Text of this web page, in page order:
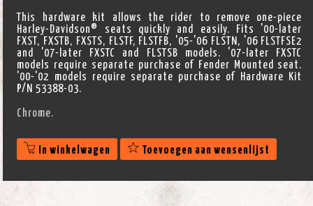
This hardware kit allows the rider to remove one-piece
Harley-Davidson® seats quickly and easily. Fits '00-later
FXST, FXSTB, FXSTS, FLSTF, FLSTFB, '05-'06 FLSTN, '06 FLSTFSE2
and '07-later FXSTC and FLSTSB models. '07-later FXSTC
models require separate purchase of Fender Mounted seat.
'00-'02 models require separate purchase of Hardware Kit
P/N 53388-03.
Chrome.
In winkelwagen Toevoegen aan wensenlijst